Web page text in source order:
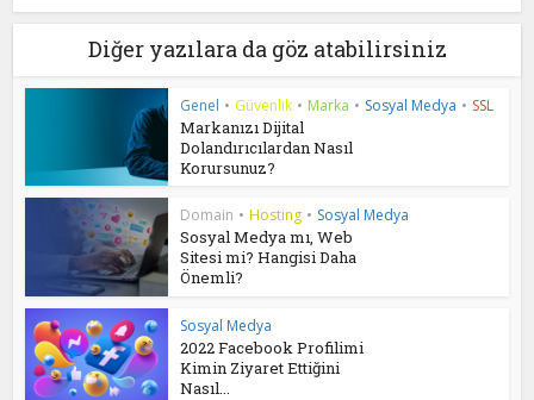
Diğer yazılara da göz atabilirsiniz
Genel • Güvenlik • Marka • Sosyal Medya • SSL
Markanızı Dijital
Dolandırıcılardan Nasıl
Korursunuz?
Domain • Hosting • Sosyal Medya
Sosyal Medya mı, Web
Sitesi mi? Hangisi Daha
Önemli?
Sosyal Medya
2022 Facebook Profilimi
Kimin Ziyaret Ettiğini
Nasıl...